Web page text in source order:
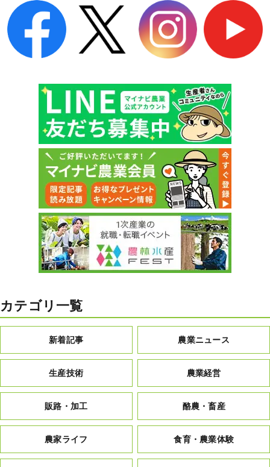
カテゴリ一覧
新着記事 農業ニュース
生産技術 農業経営
販路・加工 酪農・畜産
農家ライフ 食育・農業体験